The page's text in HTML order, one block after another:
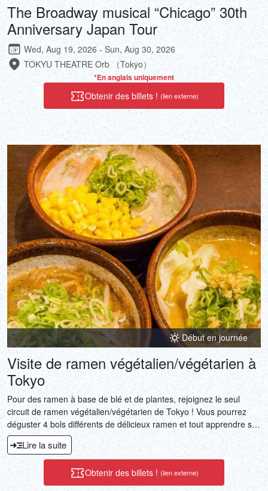
The Broadway musical “Chicago” 30th
Anniversary Japan Tour
Wed, Aug 19, 2026 - Sun, Aug 30, 2026
TOKYU THEATRE Orb （Tokyo）
*En anglais uniquement
Obtenir des billets ! (lien externe)
Début en journée
Visite de ramen végétalien/végétarien à
Tokyo
Pour des ramen à base de blé et de plantes, rejoignez le seul
circuit de ramen végétalien/végétarien de Tokyo ! Vous pourrez
déguster 4 bols différents de délicieux ramen et tout apprendre sur
ce plat magique auprès d'un expert local.
Lire la suite
Obtenir des billets ! (lien externe)